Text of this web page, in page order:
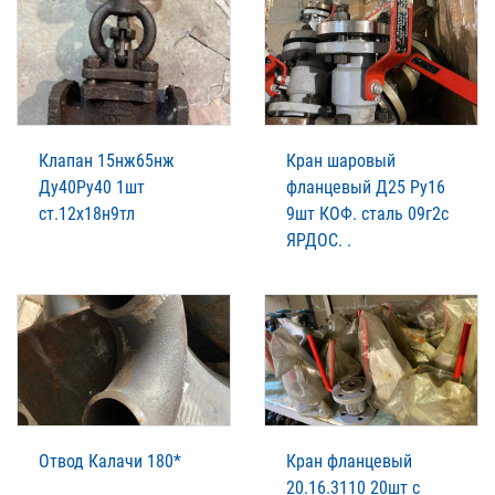
Клапан 15нж65нж
Ду40Ру40 1шт
ст.12х18н9тл
Кран шаровый
фланцевый Д25 Ру16
9шт КОФ. сталь 09г2с
ЯРДОС. .
Отвод Калачи 180*
Кран фланцевый
20.16.3110 20шт с